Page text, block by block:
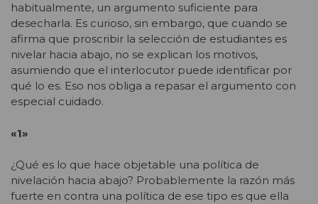
habitualmente, un argumento suficiente para
desecharla. Es curioso, sin embargo, que cuando se
afirma que proscribir la selección de estudiantes es
nivelar hacia abajo, no se explican los motivos,
asumiendo que el interlocutor puede identificar por
qué lo es. Eso nos obliga a repasar el argumento con
especial cuidado.
«1»
¿Qué es lo que hace objetable una política de
nivelación hacia abajo? Probablemente la razón más
fuerte en contra una política de ese tipo es que ella